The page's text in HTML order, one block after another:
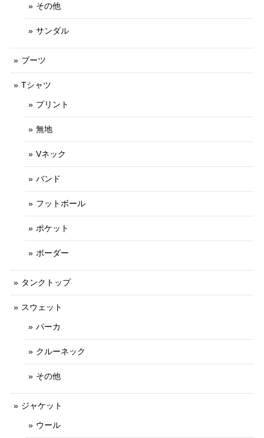
その他
サンダル
ブーツ
Tシャツ
プリント
無地
Vネック
バンド
フットボール
ポケット
ボーダー
タンクトップ
スウェット
パーカ
クルーネック
その他
ジャケット
ウール